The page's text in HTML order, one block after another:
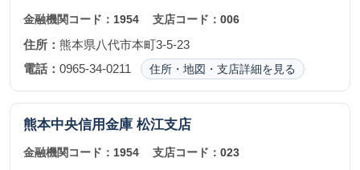
金融機関コード： 1954 支店コード：006
住所： 熊本県八代市本町3-5-23
電話： 0965-34-0211 住所・地図・支店詳細を見る
熊本中央信用金庫 松江支店
金融機関コード： 1954 支店コード：023